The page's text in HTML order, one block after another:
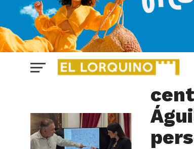
ÁGUILAS
Las